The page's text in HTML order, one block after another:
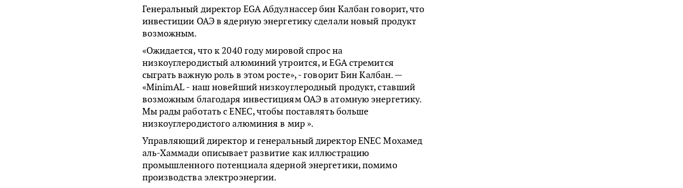
Генеральный директор EGA Абдулнассер бин Калбан говорит, что
инвестиции ОАЭ в ядерную энергетику сделали новый продукт
возможным.
«Ожидается, что к 2040 году мировой спрос на
низкоуглеродистый алюминий утроится, и EGA стремится
сыграть важную роль в этом росте», - говорит Бин Калбан. —
«MinimAL - наш новейший низкоуглеродный продукт, ставший
возможным благодаря инвестициям ОАЭ в атомную энергетику.
Мы рады работать с ENEC, чтобы поставлять больше
низкоуглеродистого алюминия в мир ».
Управляющий директор и генеральный директор ENEC Мохамед
аль-Хаммади описывает развитие как иллюстрацию
промышленного потенциала ядерной энергетики, помимо
производства электроэнергии.